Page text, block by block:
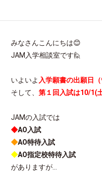
みなさんこんにちは😊
JAM入学相談室です🙋
いよいよ 入学願書の出願日
そして、第１回入試は10/1(
JAMの入試では
◆AO入試
◆AO特待入試
◆AO指定校特待入試
がありますが…